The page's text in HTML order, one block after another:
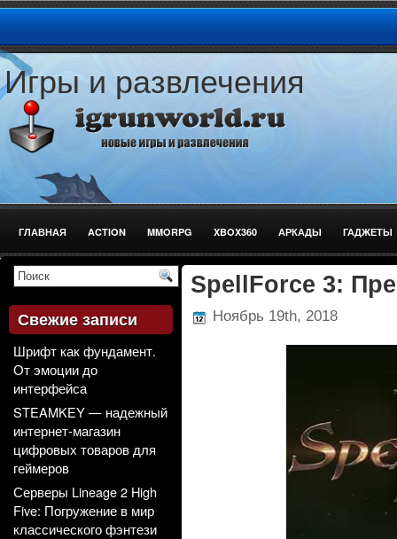
Игры и развлечения
ГЛАВНАЯ ACTION MMORPG XBOX360 АРКАДЫ ГАДЖЕТЫ
СТРЕЛЯЛКИ
Свежие записи
Шрифт как фундамент.
От эмоции до
интерфейса
STEAMKEY — надежный
интернет-магазин
цифровых товаров для
геймеров
Серверы Lineage 2 High
Five: Погружение в мир
классического фэнтези
SpellForce 3:
Ноябрь 19th, 2018